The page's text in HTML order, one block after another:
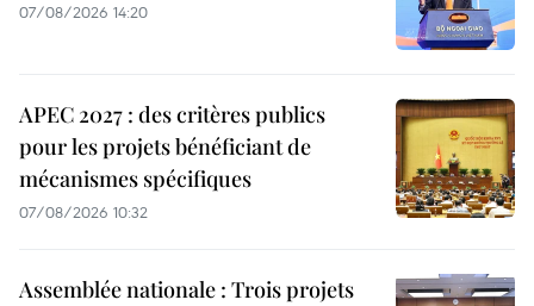
07/08/2026 14:20
APEC 2027 : des critères publics
pour les projets bénéficiant de
mécanismes spécifiques
07/08/2026 10:32
Assemblée nationale : Trois projets